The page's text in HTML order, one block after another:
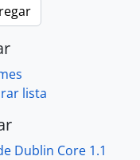
lista
Dublin Core 1.1